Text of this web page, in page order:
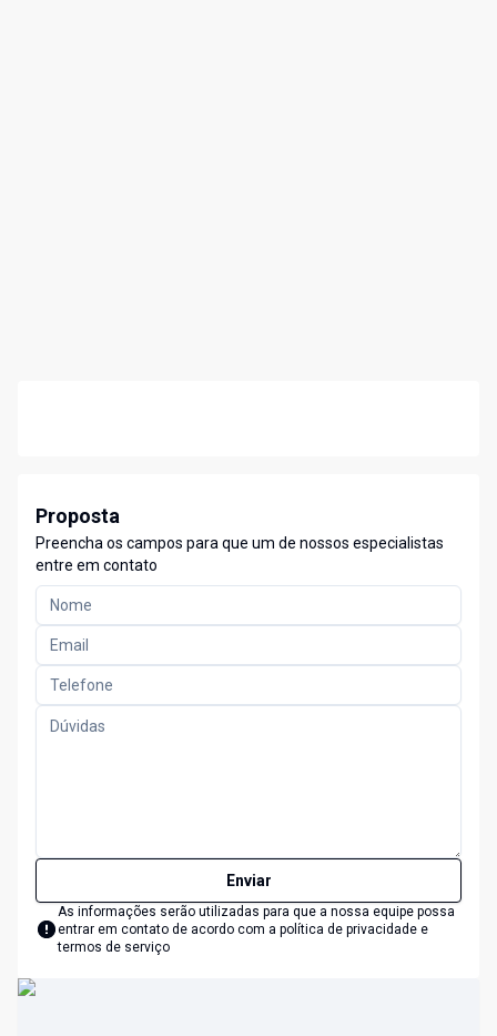
Proposta
Preencha os campos para que um de nossos especialistas
entre em contato
Enviar
As informações serão utilizadas para que a nossa equipe possa
entrar em contato de acordo com a política de privacidade e
termos de serviço